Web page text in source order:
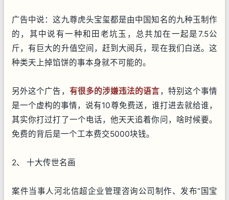
广告中说：这九尊虎头宝玺都是由中国知名的九种玉制作
的，其中说有一种和田老坑玉，总共加在一起是7.5公
斤，有巨大的升值空间，赶到大阅兵，现在我们白送。这
种类天上掉馅饼的事本身就不可能的。
另外这个广告， 有很多的涉嫌违法的语言，特别这个事情
是一个虚构的事情，说有10尊免费送，谁打进去就给谁，
其实你打过打了一个电话，他天天追着你问，啥时候要。
免费的背后是一个工本费交5000块钱。
2、 十大传世名画
案件当事人河北信超企业管理咨询公司制作、发布“国宝